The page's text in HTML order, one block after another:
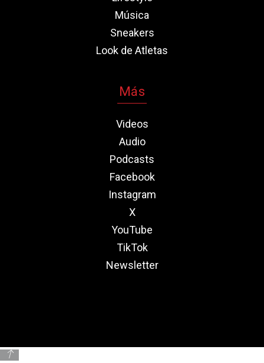
Música
Sneakers
Look de Atletas
Más
Videos
Audio
Podcasts
Facebook
Instagram
X
YouTube
TikTok
Newsletter